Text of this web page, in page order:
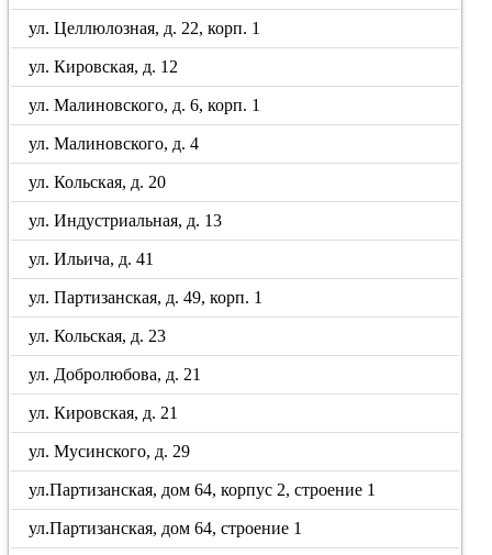
ул. Целлюлозная, д. 22, корп. 1
ул. Кировская, д. 12
ул. Малиновского, д. 6, корп. 1
ул. Малиновского, д. 4
ул. Кольская, д. 20
ул. Индустриальная, д. 13
ул. Ильича, д. 41
ул. Партизанская, д. 49, корп. 1
ул. Кольская, д. 23
ул. Добролюбова, д. 21
ул. Кировская, д. 21
ул. Мусинского, д. 29
ул.Партизанская, дом 64, корпус 2, строение 1
ул.Партизанская, дом 64, строение 1